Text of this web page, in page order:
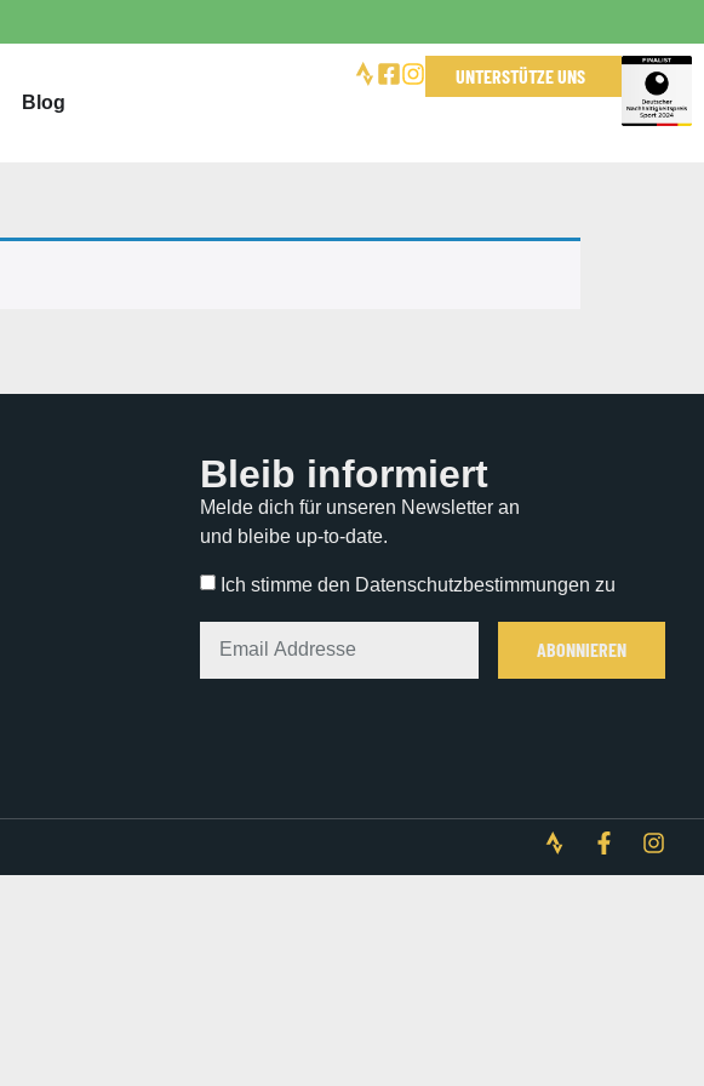
Blog
UNTERSTÜTZE UNS
Bleib informiert
Melde dich für unseren Newsletter an
und bleibe up-to-date.
Ich stimme den Datenschutzbestimmungen zu
ABONNIEREN